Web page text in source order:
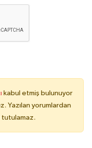
kabul etmiş bulunuyor
Yazılan yorumlardan
tutulamaz.